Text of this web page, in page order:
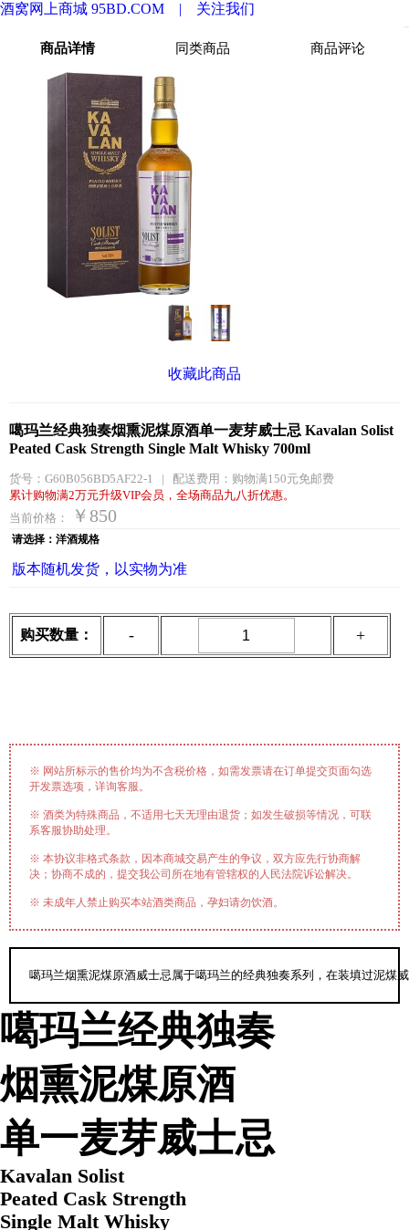
酒窝网上商城 95BD.COM | 关注我们
商品详情 同类商品 商品评论
收藏此商品
噶玛兰经典独奏烟熏泥煤原酒单一麦芽威士忌 Kavalan Solist
Peated Cask Strength Single Malt Whisky 700ml
货号： G60B056BD5AF22-1 | 配送费用： 购物满150元免邮费
累计购物满2万元升级VIP会员，全场商品九八折优惠。
当前价格：
￥850
请选择：洋酒规格
版本随机发货，以实物为准
购买数量： - +
※ 网站所标示的售价均为不含税价格，如需发票请在订单提交页面勾选
开发票选项，详询客服。
※ 酒类为特殊商品，不适用七天无理由退货；如发生破损等情况，可联
系客服协助处理。
※ 本协议非格式条款，因本商城交易产生的争议，双方应先行协商解
决；协商不成的，提交我公司所在地有管辖权的人民法院诉讼解决。
※ 未成年人禁止购买本站酒类商品，孕妇请勿饮酒。
噶玛兰烟熏泥煤原酒威士忌属于噶玛兰的经典独奏系列，在装填过泥煤
噶玛兰经典独奏
烟熏泥煤原酒